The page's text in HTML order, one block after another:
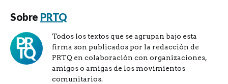
Sobre PRTQ
Todos los textos que se agrupan bajo esta
firma son publicados por la redacción de
PRTQ en colaboración con organizaciones,
amigos o amigas de los movimientos
comunitarios.